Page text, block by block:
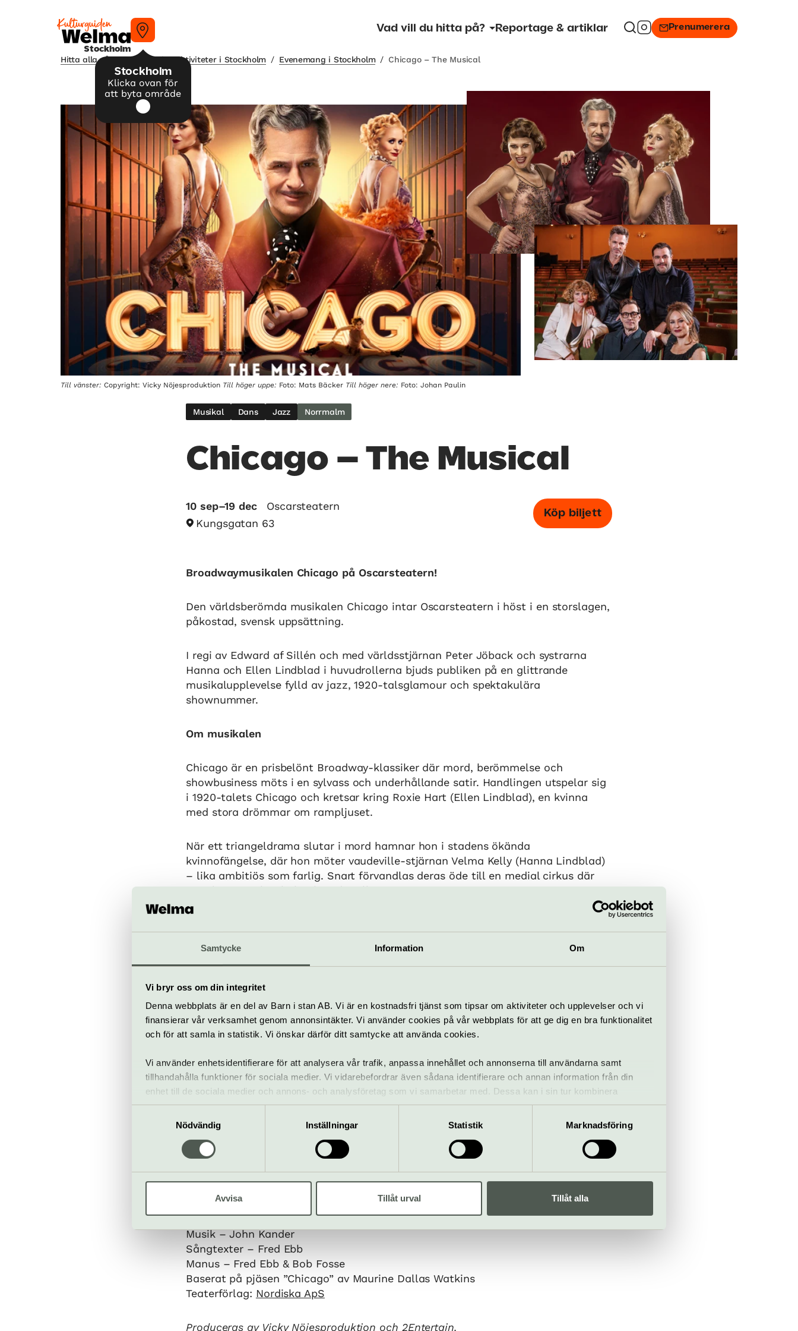
Samtycke Information Om
Vi bryr oss om din integritet
Denna webbplats är en del av Barn i stan AB. Vi är en kostnadsfri tjänst som tipsar om aktiviteter och upplevelser och vi
finansierar vår verksamhet genom annonsintäkter. Vi använder cookies på vår webbplats för att ge dig en bra funktionalitet
och för att samla in statistik. Vi önskar därför ditt samtycke att använda cookies.
Vi använder enhetsidentifierare för att analysera vår trafik, anpassa innehållet och annonserna till användarna samt
tillhandahålla funktioner för sociala medier. Vi vidarebefordrar även sådana identifierare och annan information från din
enhet till de sociala medier och annons- och analysföretag som vi samarbetar med. Dessa kan i sin tur kombinera
informationen med annan information som du har tillhandahållit eller som de har samlat in när du har använt deras tjänster.
Nödvändig
Inställningar Statistik Marknadsföring
Avvisa Tillåt urval Tillåt alla
Stockholm
Stockholm
Klicka ovan för
att byta område
Vad vill du hitta på? Reportage & artiklar Prenumerera
Hitta alla våra tips på kulturaktiviteter i Stockholm / Evenemang i Stockholm / Chicago – The Musical
Till vänster: Copyright: Vicky Nöjesproduktion Till höger uppe: Foto: Mats Bäcker Till höger nere: Foto: Johan Paulin
Musikal Dans Jazz Norrmalm
Chicago – The Musical
10 sep–19 dec
Oscarsteatern
Kungsgatan 63
Köp biljett
Broadwaymusikalen Chicago på Oscarsteatern!
Den världsberömda musikalen Chicago intar Oscarsteatern i höst i en storslagen,
påkostad, svensk uppsättning.
I regi av Edward af Sillén och med världsstjärnan Peter Jöback och systrarna
Hanna och Ellen Lindblad i huvudrollerna bjuds publiken på en glittrande
musikalupplevelse fylld av jazz, 1920-talsglamour och spektakulära
shownummer.
Om musikalen
Chicago är en prisbelönt Broadway-klassiker där mord, berömmelse och
showbusiness möts i en sylvass och underhållande satir. Handlingen utspelar sig
i 1920-talets Chicago och kretsar kring Roxie Hart (Ellen Lindblad), en kvinna
med stora drömmar om rampljuset.
När ett triangeldrama slutar i mord hamnar hon i stadens ökända
kvinnofängelse, där hon möter vaudeville-stjärnan Velma Kelly (Hanna Lindblad)
– lika ambitiös som farlig. Snart förvandlas deras öde till en medial cirkus där
popularitet och rubriker betyder allt.
dem rör sig färgstarka karaktärer som den bortglömde maken Amos (Ola
Forssmed) och den maktfullkomliga Mama Morton (Laila Adéle).
Medverkande
Roxie Hart – Ellen Lindblad
Velma Kelly – Hanna Lindblad
Amos Hart – Ola Forssmed
Mama Morton – Laila Adèle
Mary Sunshine – Jesper Blomberg
Ensemble
Denny Lekström, Robin Lake, Emma Kumlien, Ulrika Ånäs, Sienna Sebek, Emilia
Brown, Emilia Hallstensson, Sanna Jansson, Zain Odelstål, Oliver Gramenius,
Nicklas Milling,
Albin Lindén, Liza Stokseth samt Marlene Lindahl.
Upphovsmän
Musik – John Kander
Sångtexter – Fred Ebb
Manus – Fred Ebb & Bob Fosse
Baserat på pjäsen ”Chicago” av Maurine Dallas Watkins
Teaterförlag: Nordiska ApS
Produceras av Vicky Nöjesproduktion och 2Entertain.